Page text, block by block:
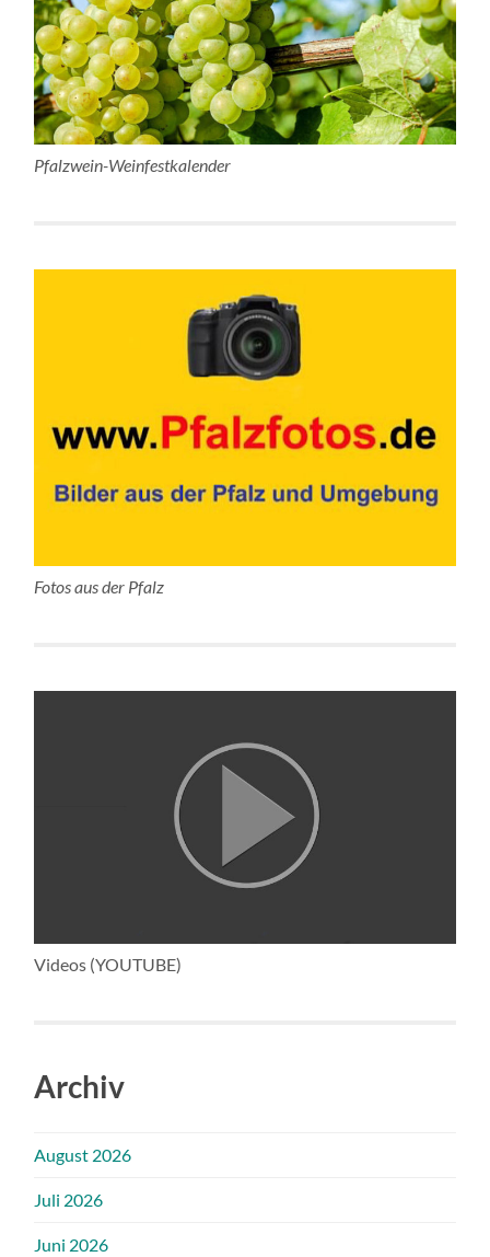
Pfalzwein-Weinfestkalender
Fotos aus der Pfalz
Videos (YOUTUBE)
Archiv
August 2026
Juli 2026
Juni 2026